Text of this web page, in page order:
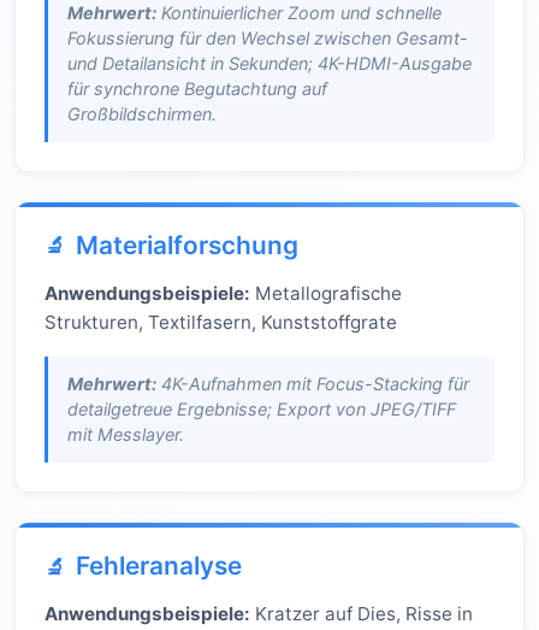
Mehrwert: Kontinuierlicher Zoom und schnelle
Fokussierung für den Wechsel zwischen Gesamt-
und Detailansicht in Sekunden; 4K-HDMI-Ausgabe
für synchrone Begutachtung auf
Großbildschirmen.
Materialforschung
Anwendungsbeispiele: Metallografische
Strukturen, Textilfasern, Kunststoffgrate
Mehrwert: 4K-Aufnahmen mit Focus-Stacking für
detailgetreue Ergebnisse; Export von JPEG/TIFF
mit Messlayer.
Fehleranalyse
Anwendungsbeispiele: Kratzer auf Dies, Risse in